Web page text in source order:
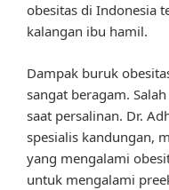
obesitas di Indonesia
kalangan ibu hamil.
Dampak buruk
sangat beragam.
saat persalinan. Dr.
spesialis kandungan,
yang mengalami
untuk mengalami